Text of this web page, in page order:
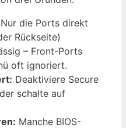
Nur die Ports direkt
Rückseite)
– Front-Ports
oft ignoriert.
Deaktiviere Secure
schalte auf
Manche BIOS-